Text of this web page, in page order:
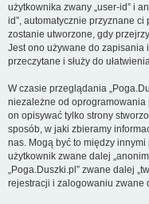
użytkownika zwany „user-id” i
id”, automatycznie przyznane
zostanie utworzone, gdy
Jest ono używane do zapisania
przeczytane i służy do
W czasie przeglądania
niezależne od oprogramowania
on opisywać tylko strony
sposób, w jaki zbieramy
nas. Mogą być to między
użytkownik zwane dalej
„Poga.Duszki.pl” zwane dalej
rejestracji i zalogowaniu zwane